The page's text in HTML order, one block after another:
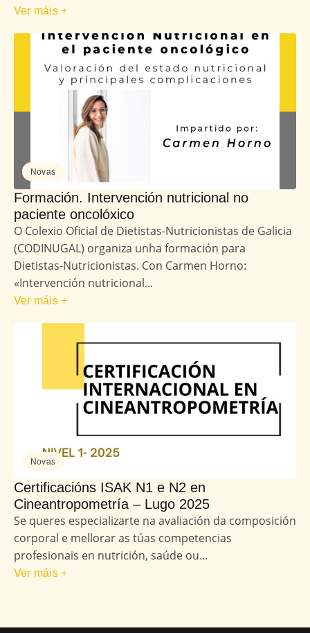
Ver máis +
Novas
Formación. Intervención nutricional no
paciente oncolóxico
O Colexio Oficial de Dietistas-Nutricionistas de Galicia
(CODINUGAL) organiza unha formación para
Dietistas-Nutricionistas. Con Carmen Horno:
«Intervención nutricional...
Ver máis +
Novas
Certificacións ISAK N1 e N2 en
Cineantropometría – Lugo 2025
Se queres especializarte na avaliación da composición
corporal e mellorar as túas competencias
profesionais en nutrición, saúde ou...
Ver máis +